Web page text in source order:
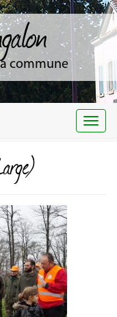
commune